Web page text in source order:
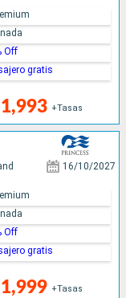
+Tasas
Off
gratis
16/10/2027
+Tasas
Off
gratis